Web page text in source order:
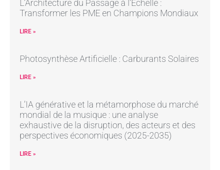
L’Architecture du Passage à l’Échelle :
Transformer les PME en Champions Mondiaux
LIRE »
Photosynthèse Artificielle : Carburants Solaires
LIRE »
L’IA générative et la métamorphose du marché
mondial de la musique : une analyse
exhaustive de la disruption, des acteurs et des
perspectives économiques (2025-2035)
LIRE »